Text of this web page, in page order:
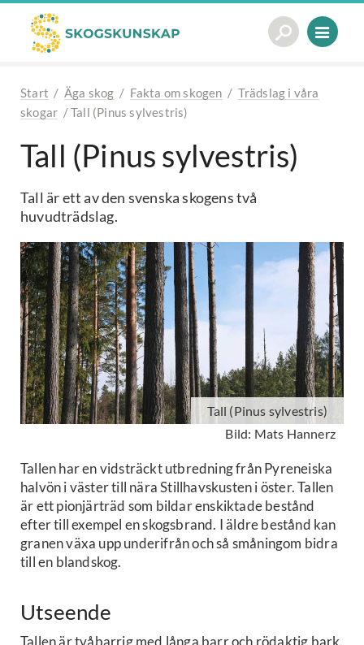
Start / Äga skog / Fakta om skogen / Trädslag i våra
skogar /Tall (Pinus sylvestris)
Tall (Pinus sylvestris)
Tall är ett av den svenska skogens två
huvudträdslag.
Tall (Pinus sylvestris)
Bild: Mats Hannerz
Tallen har en vidsträckt utbredning från Pyreneiska
halvön i väster till nära Stillhavskusten i öster. Tallen
är ett pionjärträd som bildar enskiktade bestånd
efter till exempel en skogsbrand. I äldre bestånd kan
granen växa upp underifrån och så småningom bidra
till en blandskog.
Utseende